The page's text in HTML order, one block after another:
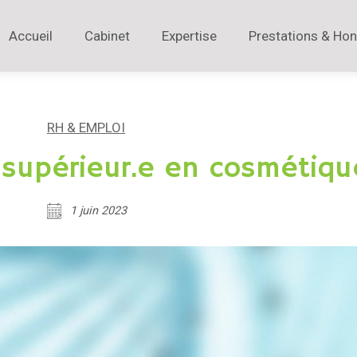
Accueil Cabinet Expertise Prestations &
RH & EMPLOI
en
1 juin 2023